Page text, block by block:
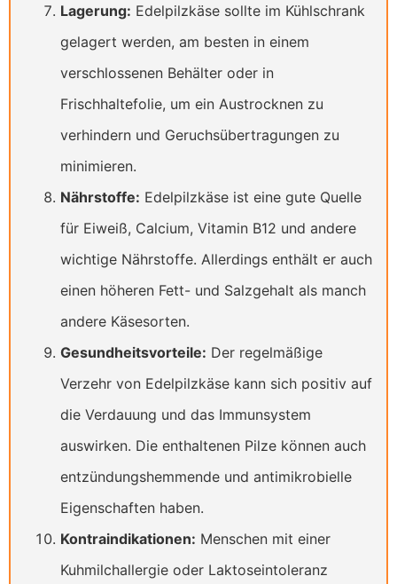
Lagerung: Edelpilzkäse sollte im Kühlschrank
gelagert werden, am besten in einem
verschlossenen Behälter oder in
Frischhaltefolie, um ein Austrocknen zu
verhindern und Geruchsübertragungen zu
minimieren.
Nährstoffe: Edelpilzkäse ist eine gute Quelle
für Eiweiß, Calcium, Vitamin B12 und andere
wichtige Nährstoffe. Allerdings enthält er auch
einen höheren Fett- und Salzgehalt als manch
andere Käsesorten.
Gesundheitsvorteile: Der regelmäßige
Verzehr von Edelpilzkäse kann sich positiv auf
die Verdauung und das Immunsystem
auswirken. Die enthaltenen Pilze können auch
entzündungshemmende und antimikrobielle
Eigenschaften haben.
Kontraindikationen: Menschen mit einer
Kuhmilchallergie oder Laktoseintoleranz